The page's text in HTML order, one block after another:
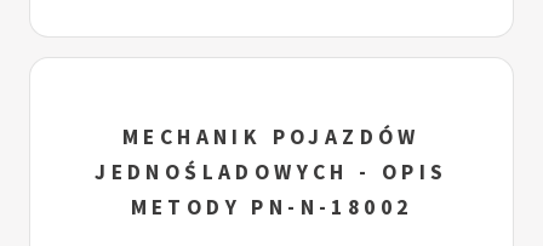
MECHANIK POJAZDÓW
JEDNOŚLADOWYCH - OPIS
METODY PN-N-18002